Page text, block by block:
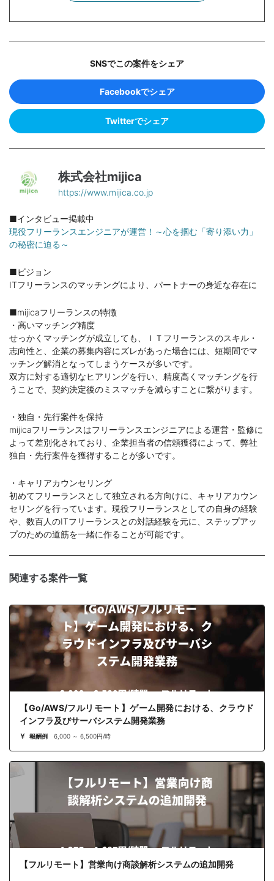
SNSでこの案件をシェア
Facebookでシェア
Twitterでシェア
株式会社mijica
https://www.mijica.co.jp
■インタビュー掲載中
現役フリーランスエンジニアが運営！～心を掴む「寄り添い力」
の秘密に迫る～
■ビジョン
ITフリーランスのマッチングにより、パートナーの身近な存在に
■mijicaフリーランスの特徴
・高いマッチング精度
せっかくマッチングが成立しても、ＩＴフリーランスのスキル・
志向性と、企業の募集内容にズレがあった場合には、短期間でマ
ッチング解消となってしまうケースが多いです。
双方に対する適切なヒアリングを行い、精度高くマッチングを行
うことで、契約決定後のミスマッチを減らすことに繋がります。
・独自・先行案件を保持
mijicaフリーランスはフリーランスエンジニアによる運営・監修に
よって差別化されており、企業担当者の信頼獲得によって、弊社
独自・先行案件を獲得することが多いです。
・キャリアカウンセリング
初めてフリーランスとして独立される方向けに、キャリアカウン
セリングを行っています。現役フリーランスとしての自身の経験
や、数百人のITフリーランスとの対話経験を元に、ステップアッ
プのための道筋を一緒に作ることが可能です。
関連する案件一覧
【Go/AWS/フルリモート】ゲーム開発における、クラウド
インフラ及びサーバシステム開発業務
報酬例 6,000 ～ 6,500円/時
【フルリモート】営業向け商談解析システムの追加開発